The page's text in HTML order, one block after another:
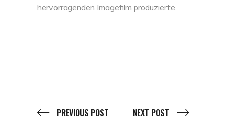
hervorragenden Imagefilm produzierte.
PREVIOUS POST NEXT POST